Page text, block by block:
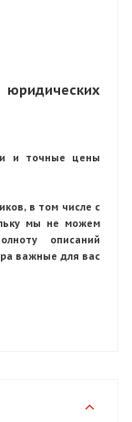
и точные цены
в том числе с
мы не можем
описаний
важные для вас